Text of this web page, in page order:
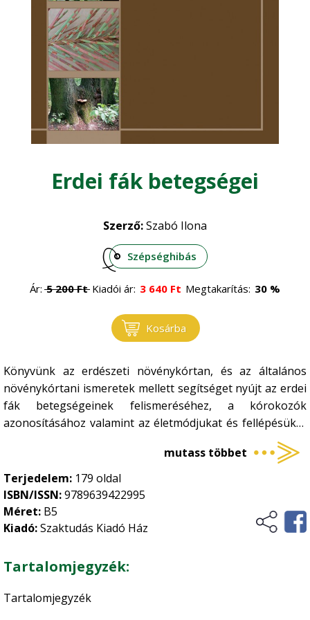
Állategészségügy
Baromfi
Erdőgazdaság
Erdészet
Erdővédelem
Faipar
Faanyagok
Gépesítés
Műszaki ismeretek
Gombatermesztés
Gombászkodás
Környezet, energia
Természetvédelem
Környezetvédelem
Megújuló energia
Logisztika, raktározás
Növényvédelem
• Szőlészet-borászat
• Zöldségtermesztés
Általános növénytermesztés
• Kertészet
Ökológiai gazdálkodás
Történelem, kultúrtörténet
Vidékfejlesztés
Erdei fák betegségei
Szerző:Szabó Ilona
Szépséghibás
Ár: 5 200Ft Kiadói ár: 3 640 Ft Megtakarítás: 30 %
Kosárba
Könyvünk az erdészeti növénykórtan, és az általános
növénykórtani ismeretek mellett segítséget nyújt az erdei
fák betegségeinek felismeréséhez, a kórokozók
azonosításához valamint az életmódjukat és fellépésüket
befolyásoló tényezők megismeréséhez. Ezen ismeretek
birtokában megelőző és megszüntető intézkedéseket
tehetünk a betegségek okozta veszteségek elkerülése, ill.
csökkentése érdekében.
mutass többet
Terjedelem: 179 oldal
ISBN/ISSN:9789639422995
Méret: B5
Kiadó:Szaktudás Kiadó Ház
Tartalomjegyzék:
Tartalomjegyzék